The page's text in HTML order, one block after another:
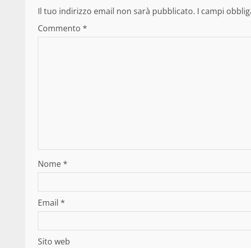
Il tuo indirizzo email non sarà pubblicato. I campi
Commento *
Nome*
Email *
Sito web